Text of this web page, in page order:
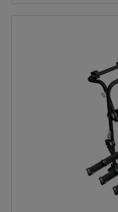
universelles